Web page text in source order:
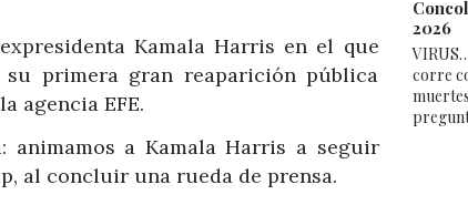
Kamala Harris en el que
primera gran reaparición pública
agencia EFE.
animamos a Kamala Harris a seguir
al concluir una rueda de prensa.
2026
corre